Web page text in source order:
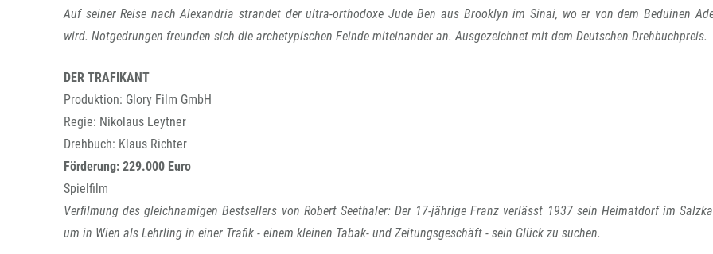
Auf seiner Reise nach Alexandria strandet der ultra-orthodoxe Jude Ben aus Brooklyn im Sinai, wo er von dem Beduinen
wird. Notgedrungen freunden sich die archetypischen Feinde miteinander an. Ausgezeichnet mit dem Deutschen Drehbuchpreis.
DER TRAFIKANT
Produktion: Glory Film GmbH
Regie: Nikolaus Leytner
Drehbuch: Klaus Richter
Förderung: 229.000 Euro
Spielfilm
Verfilmung des gleichnamigen Bestsellers von Robert Seethaler: Der 17-jährige Franz verlässt 1937 sein Heimatdorf im
um in Wien als Lehrling in einer Trafik - einem kleinen Tabak- und Zeitungsgeschäft - sein Glück zu suchen.